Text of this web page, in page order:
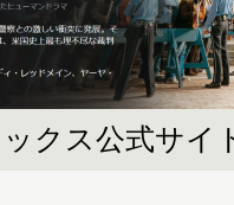
クス公式サイ